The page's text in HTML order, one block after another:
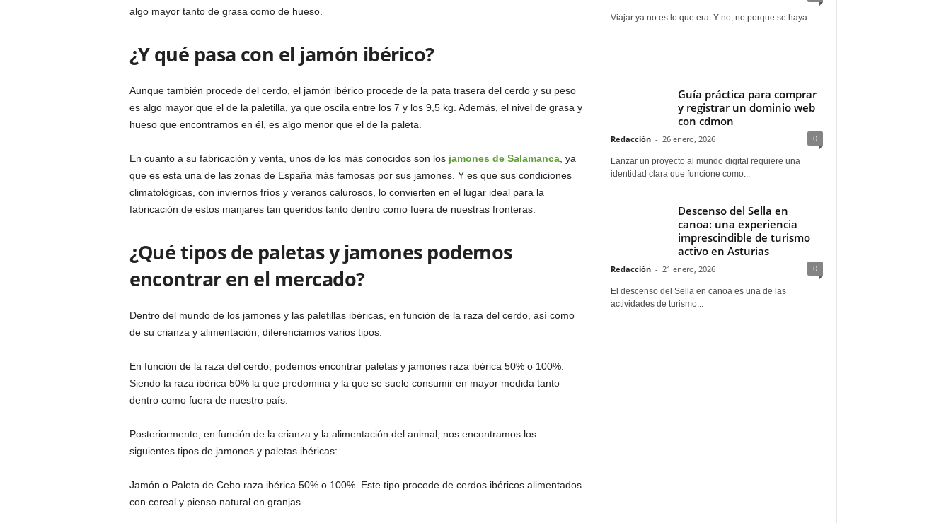
algo mayor tanto de grasa como de hueso.
¿Y qué pasa con el jamón ibérico?
Aunque también procede del cerdo, el jamón ibérico procede de la pata trasera del cerdo y su peso
es algo mayor que el de la paletilla, ya que oscila entre los 7 y los 9,5 kg. Además, el nivel de grasa y
hueso que encontramos en él, es algo menor que el de la paleta.
En cuanto a su fabricación y venta, unos de los más conocidos son los jamones de Salamanca, ya
que es esta una de las zonas de España más famosas por sus jamones. Y es que sus condiciones
climatológicas, con inviernos fríos y veranos calurosos, lo convierten en el lugar ideal para la
fabricación de estos manjares tan queridos tanto dentro como fuera de nuestras fronteras.
¿Qué tipos de paletas y jamones podemos
encontrar en el mercado?
Dentro del mundo de los jamones y las paletillas ibéricas, en función de la raza del cerdo, así como
de su crianza y alimentación, diferenciamos varios tipos.
En función de la raza del cerdo, podemos encontrar paletas y jamones raza ibérica 50% o 100%.
Siendo la raza ibérica 50% la que predomina y la que se suele consumir en mayor medida tanto
dentro como fuera de nuestro país.
Posteriormente, en función de la crianza y la alimentación del animal, nos encontramos los
siguientes tipos de jamones y paletas ibéricas:
Jamón o Paleta de Cebo raza ibérica 50% o 100%. Este tipo procede de cerdos ibéricos alimentados
con cereal y pienso natural en granjas.
Viajar ya no es lo que era. Y no, no porque se haya...
Guía práctica para comprar
y registrar un dominio web
con cdmon
Redacción - 26 enero, 2026 0
Lanzar un proyecto al mundo digital requiere una
identidad clara que funcione como...
Descenso del Sella en
canoa: una experiencia
imprescindible de turismo
activo en Asturias
Redacción - 21 enero, 2026 0
El descenso del Sella en canoa es una de las
actividades de turismo...